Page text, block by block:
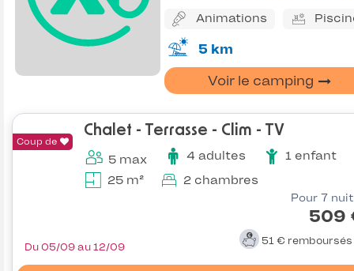
Animations
5 km
Voir le camping
Coup de
Chalet - Terrasse - Clim - TV
5 max 4 adultes
1 enfant
25 m²
2 chambres
Pour 7
509
51 € remboursés
Du 05/09 au 12/09